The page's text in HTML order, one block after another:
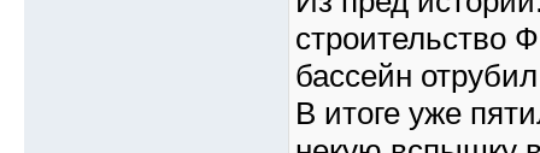
строительство
бассейн
В итоге уже